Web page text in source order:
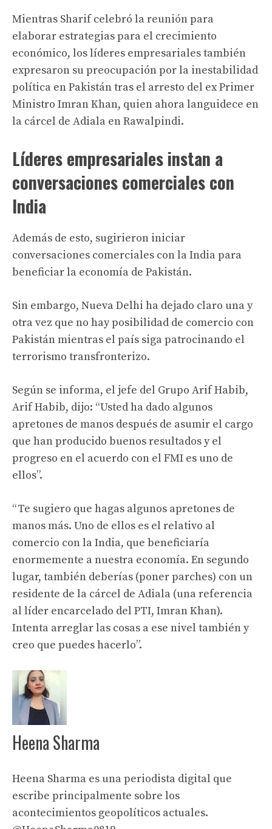
Mientras Sharif celebró la reunión para
elaborar estrategias para el crecimiento
económico, los líderes empresariales también
expresaron su preocupación por la inestabilidad
política en Pakistán tras el arresto del ex Primer
Ministro Imran Khan, quien ahora languidece en
la cárcel de Adiala en Rawalpindi.
Líderes empresariales instan a
conversaciones comerciales con
India
Además de esto, sugirieron iniciar
conversaciones comerciales con la India para
beneficiar la economía de Pakistán.
Sin embargo, Nueva Delhi ha dejado claro una y
otra vez que no hay posibilidad de comercio con
Pakistán mientras el país siga patrocinando el
terrorismo transfronterizo.
Según se informa, el jefe del Grupo Arif Habib,
Arif Habib, dijo: “Usted ha dado algunos
apretones de manos después de asumir el cargo
que han producido buenos resultados y el
progreso en el acuerdo con el FMI es uno de
ellos”.
“Te sugiero que hagas algunos apretones de
manos más. Uno de ellos es el relativo al
comercio con la India, que beneficiaría
enormemente a nuestra economía. En segundo
lugar, también deberías (poner parches) con un
residente de la cárcel de Adiala (una referencia
al líder encarcelado del PTI, Imran Khan).
Intenta arreglar las cosas a ese nivel también y
creo que puedes hacerlo”.
Heena Sharma
Heena Sharma es una periodista digital que
escribe principalmente sobre los
acontecimientos geopolíticos actuales.